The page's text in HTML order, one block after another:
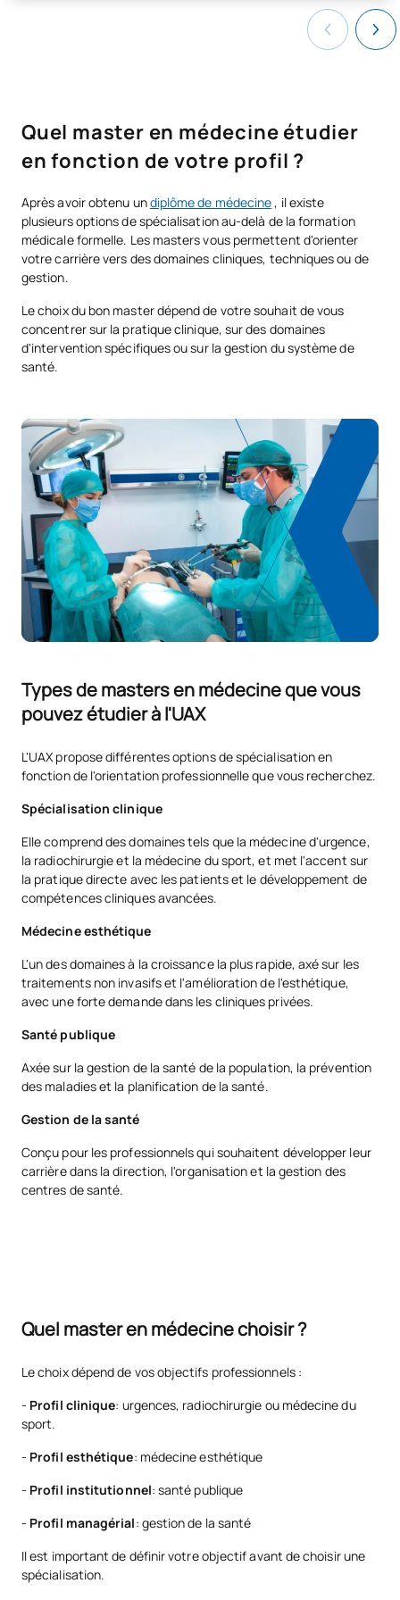
Quel master en médecine étudier
en fonction de votre profil ?
Après avoir obtenu undiplôme de médecine, il existe
plusieurs options de spécialisation au-delà de la formation
médicale formelle. Les masters vous permettent d'orienter
votre carrière vers des domaines cliniques, techniques ou de
gestion.
Le choix du bon master dépend de votre souhait de vous
concentrer sur la pratique clinique, sur des domaines
d'intervention spécifiques ou sur la gestion du système de
santé.
Types de masters en médecine que vous
pouvez étudier à l'UAX
L'UAX propose différentes options de spécialisation en
fonction de l'orientation professionnelle que vous recherchez.
Spécialisation clinique
Elle comprend des domaines tels que la médecine d'urgence,
la radiochirurgie et la médecine du sport, et met l'accent sur
la pratique directe avec les patients et le développement de
compétences cliniques avancées.
Médecine esthétique
L'un des domaines à la croissance la plus rapide, axé sur les
traitements non invasifs et l'amélioration de l'esthétique,
avec une forte demande dans les cliniques privées.
Santé publique
Axée sur la gestion de la santé de la population, la prévention
des maladies et la planification de la santé.
Gestion de la santé
Conçu pour les professionnels qui souhaitent développer leur
carrière dans la direction, l'organisation et la gestion des
centres de santé.
Quel master en médecine choisir ?
Le choix dépend de vos objectifs professionnels :
- Profil clinique: urgences, radiochirurgie ou médecine du
sport.
- Profil esthétique: médecine esthétique
- Profil institutionnel: santé publique
- Profil managérial: gestion de la santé
Il est important de définir votre objectif avant de choisir une
spécialisation.